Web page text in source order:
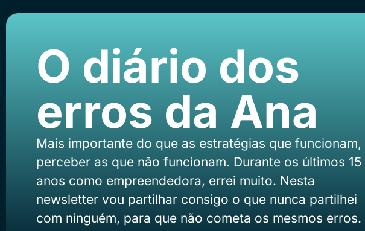
O diário dos
erros da Ana
Mais importante do que as estratégias que funcionam,
perceber as que não funcionam. Durante os últimos 15
anos como empreendedora, errei muito. Nesta
newsletter vou partilhar consigo o que nunca partilhei
com ninguém, para que não cometa os mesmos erros.